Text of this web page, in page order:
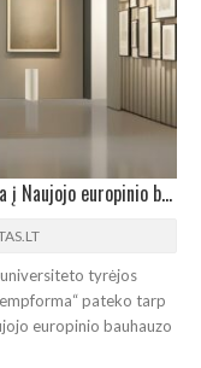
LIETUVĖS PROJEKTAS – FINALE: Pretenduoja į Naujojo europinio bauhauzo apdovanojimą
tyrėjos
pateko tarp
europinio bauhauzo